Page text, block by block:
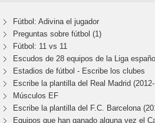
Fútbol: Adivina el jugador
Preguntas sobre fútbol (1)
Fútbol: 11 vs 11
Escudos de 28 equipos de la Liga
Estadios de fútbol - Escribe los clubes
Escribe la plantilla del Real Madrid
Músculos EF
Escribe la plantilla del F.C. Barcelona
Equipos que han ganado alguna vez el